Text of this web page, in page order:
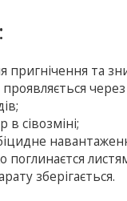
пригнічення та
сівозміні;
зберігається.